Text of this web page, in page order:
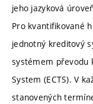
jeho jazyková
Pro kvantifikované
jednotný kreditový
systémem převodu
System (ECTS). V
stanovených